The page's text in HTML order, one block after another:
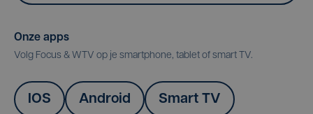
Onze apps
Volg Focus & WTV op je smartphone, tablet of smart TV.
IOS Android Smart TV